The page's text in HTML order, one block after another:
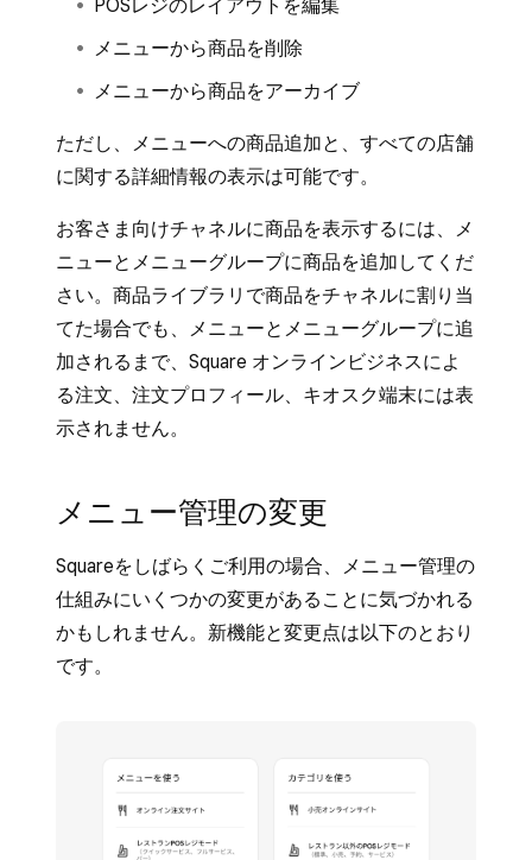
POSレジのレイアウトを編集
メニューから商品を削除
メニューから商品をアーカイブ
ただし、メニューへの商品追加と、すべての店舗
に関する詳細情報の表示は可能です。
お客さま向けチャネルに商品を表示するには、メ
ニューとメニューグループに商品を追加してくだ
さい。商品ライブラリで商品をチャネルに割り当
てた場合でも、メニューとメニューグループに追
加されるまで、Square オンラインビジネスによ
る注文、注文プロフィール、キオスク端末には表
示されません。
メニュー管理の変更
Squareをしばらくご利用の場合、メニュー管理の
仕組みにいくつかの変更があることに気づかれる
かもしれません。新機能と変更点は以下のとおり
です。